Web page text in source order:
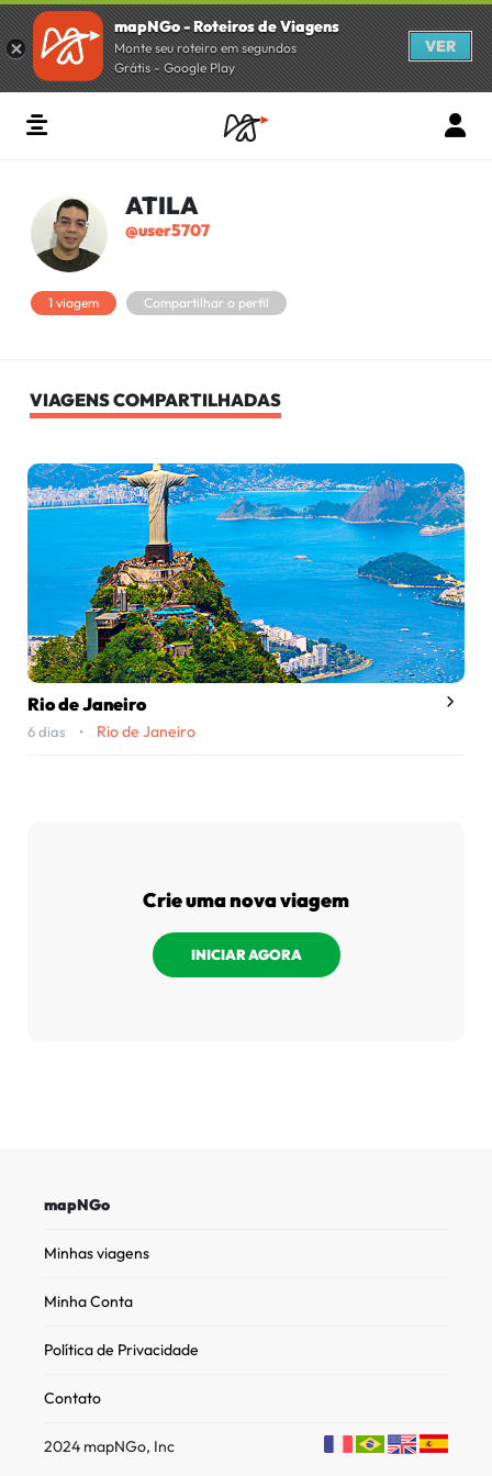
mapNGo - Roteiros de Viagens
Monte seu roteiro em segundos
Grátis - Google Play
VER
ATILA
@user5707
1 viagem Compartilhar o perfil
VIAGENS COMPARTILHADAS
Rio de Janeiro
6 dias • Rio de Janeiro
Crie uma nova viagem
INICIAR AGORA
mapNGo
Minhas viagens
Minha Conta
Política de Privacidade
Contato
2024 mapNGo, Inc